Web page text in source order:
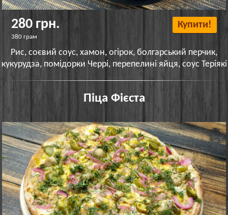
280 грн.
380 грам
Купити!
Рис, соєвий соус, хамон, огірок, болгарський перчик,
кукурудза, помідорки Черрі, перепелині яйця, соус Теріякі
Піца Фієста